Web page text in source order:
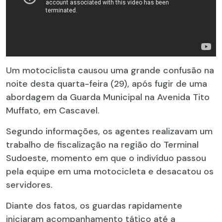
Um motociclista causou uma grande confusão na
noite desta quarta-feira (29), após fugir de uma
abordagem da Guarda Municipal na Avenida Tito
Muffato, em Cascavel.
Segundo informações, os agentes realizavam um
trabalho de fiscalização na região do Terminal
Sudoeste, momento em que o indivíduo passou
pela equipe em uma motocicleta e desacatou os
servidores.
Diante dos fatos, os guardas rapidamente
iniciaram acompanhamento tático até a